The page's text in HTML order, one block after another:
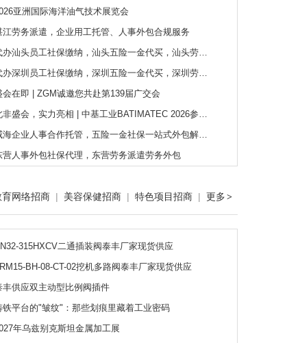
亚洲国际海洋油气技术展览会
江劳务派遣，企业用工托管、人事外包合规服务
汕头员工社保缴纳，汕头五险一金代买，汕头劳务派遣公司
深圳员工社保缴纳，深圳五险一金代买，深圳劳务派遣公司
会在即 | ZGM诚邀您共赴第139届广交会
盛会，实力亮相 | 中基工业BATIMATEC 2026参展之旅完美收官
海企业人事合作托管，五险一金社保一站式外包解决方案
营人事外包社保代理，东营劳务派遣劳务外包
育网络招商 | 美容保健招商 | 特色项目招商 | 更多 >
315HXCV二通插装阀泰丰厂家现货供应
BH-08-CT-02挖机多路阀泰丰厂家现货供应
丰供应双主动型比例阀插件
铁平台的"皱纹"：那些划痕里藏着工业密码
年乌兹别克斯坦金属加工展